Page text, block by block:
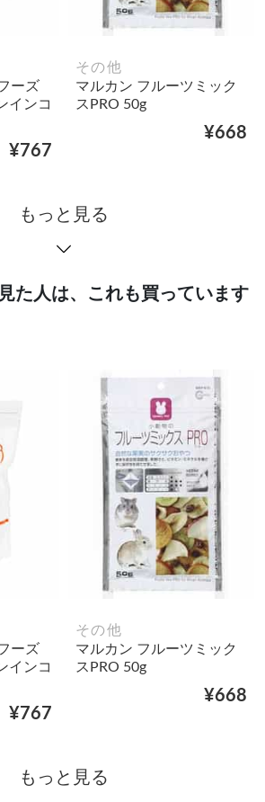
ーズ
インコ
¥767
その他
マルカン フルーツミック
スPRO 50g
¥668
もっと見る
た人は、これも買っています
ーズ
インコ
¥767
その他
マルカン フルーツミック
スPRO 50g
¥668
もっと見る